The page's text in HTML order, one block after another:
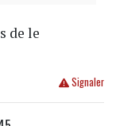
de le
Signaler